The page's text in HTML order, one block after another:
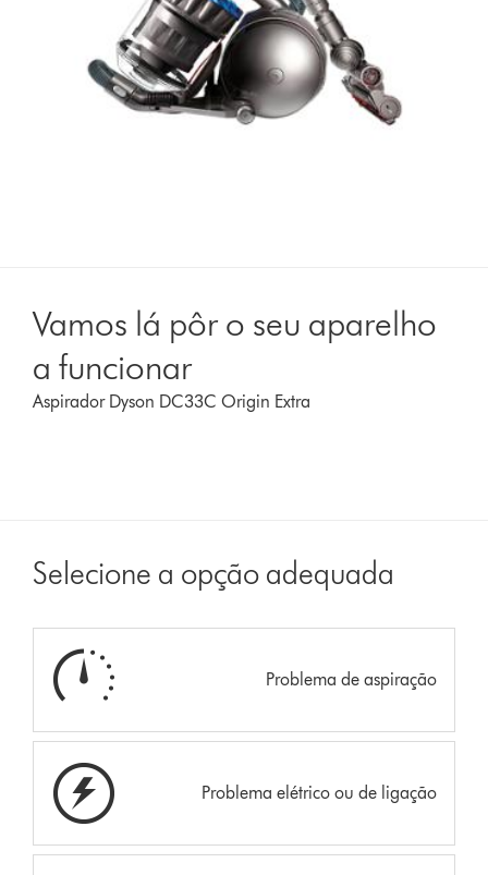
Vamos lá pôr o seu aparelho
a funcionar
Aspirador Dyson DC33C Origin Extra
Selecione a opção adequada
Problema de aspiração
Problema elétrico ou de ligação